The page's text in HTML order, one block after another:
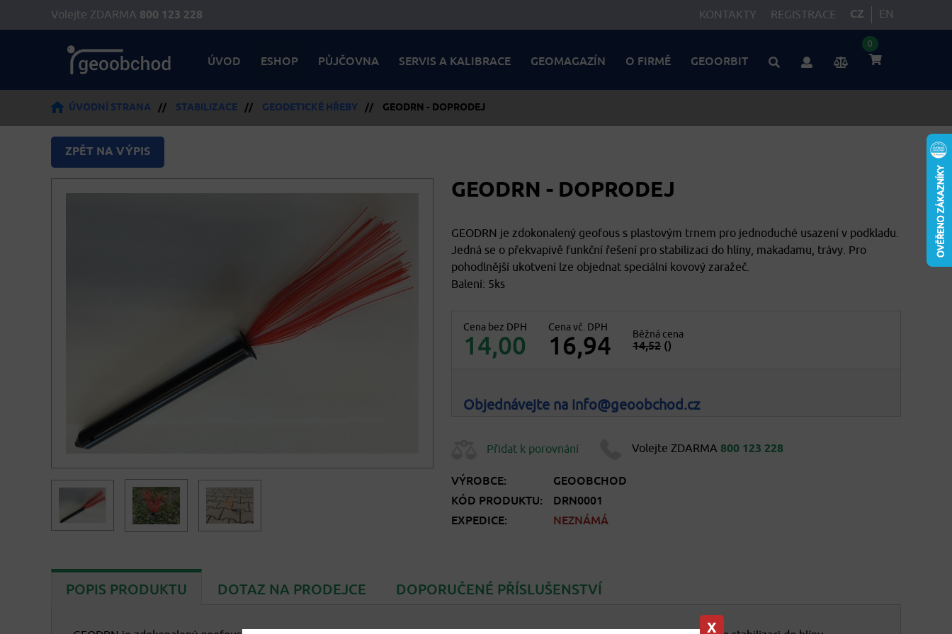
X
Volejte ZDARMA 800 123 228 KONTAKTY REGISTRACE CZ EN
ÚVOD ESHOP PŮJČOVNA SERVIS A KALIBRACE GEOMAGAZÍN O FIRMĚ GEOORBIT
0
ÚVODNÍ STRANA // STABILIZACE // GEODETICKÉ HŘEBY // GEODRN - DOPRODEJ
ZPĚT NA VÝPIS
GEODRN - DOPRODEJ
GEODRN je zdokonalený geofous s plastovým trnem pro jednoduché usazení v podkladu.
Jedná se o překvapivě funkční řešení pro stabilizaci do hlíny, makadamu, trávy. Pro
pohodlnější ukotvení lze objednat speciální kovový zaražeč.
Balení: 5ks
Cena bez DPH
14,00
Cena vč. DPH
16,94 Běžná cena
14,52 ()
Objednávejte na info@geoobchod.cz
Přidat k porovnání Volejte ZDARMA 800 123 228
VÝROBCE:
GEOOBCHOD
KÓD PRODUKTU:
DRN0001
EXPEDICE:
NEZNÁMÁ
POPIS PRODUKTU DOTAZ NA PRODEJCE DOPORUČENÉ PŘÍSLUŠENSTVÍ